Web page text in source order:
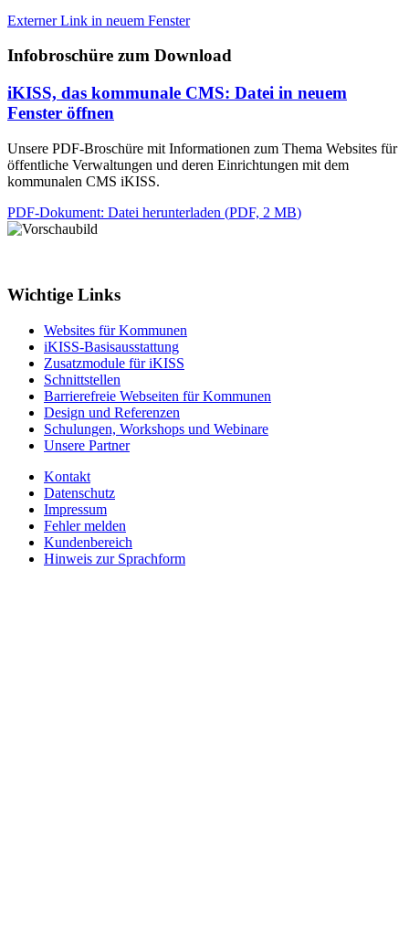
Externer Link in neuem Fenster
Infobroschüre zum Download
iKISS, das kommunale CMS: Datei in neuem
Fenster öffnen
Unsere PDF-Broschüre mit Informationen zum Thema Websites für
öffentliche Verwaltungen und deren Einrichtungen mit dem
kommunalen CMS iKISS.
PDF-Dokument: Datei herunterladen (PDF, 2 MB)
Wichtige Links
Websites für Kommunen
iKISS-Basisausstattung
Zusatzmodule für iKISS
Schnittstellen
Barrierefreie Webseiten für Kommunen
Design und Referenzen
Schulungen, Workshops und Webinare
Unsere Partner
Kontakt
Datenschutz
Impressum
Fehler melden
Kundenbereich
Hinweis zur Sprachform